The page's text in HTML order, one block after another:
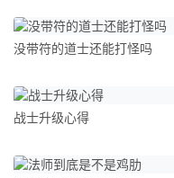
没带符的道士还能打怪吗
战士升级心得